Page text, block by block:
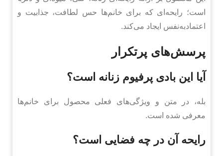
است؛ رایحه‌ای که برای خانم‌ها حس لطافت، جذابیت و
اعتمادبه‌نفس ایجاد می‌کند.
پرسش‌های پرتکرار
آیا این بادی پرفیوم زنانه است؟
بله، در متن و ویژگی‌های فعلی محصول برای خانم‌ها
معرفی شده است.
رایحه آن در چه فضایی است؟